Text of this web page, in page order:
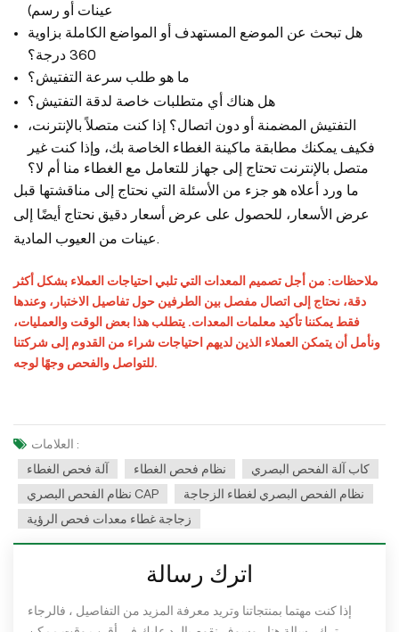
عينات أو رسم)
هل تبحث عن الموضع المستهدف أو المواضع الكاملة بزاوية
360 درجة؟
ما هو طلب سرعة التفتيش؟
هل هناك أي متطلبات خاصة لدقة التفتيش؟
التفتيش المضمنة أو دون اتصال؟ إذا كنت متصلاً بالإنترنت،
فكيف يمكنك مطابقة ماكينة الغطاء الخاصة بك، وإذا كنت غير
متصل بالإنترنت تحتاج إلى جهاز للتعامل مع الغطاء منا أم لا؟
ما ورد أعلاه هو جزء من الأسئلة التي نحتاج إلى مناقشتها قبل
عرض الأسعار، للحصول على عرض أسعار دقيق نحتاج أيضًا إلى
عينات من العيوب المادية.
ملاحظات: من أجل تصميم المعدات التي تلبي احتياجات العملاء بشكل أكثر
دقة، نحتاج إلى اتصال مفصل بين الطرفين حول تفاصيل الاختبار، وعندها
فقط يمكننا تأكيد معلمات المعدات. يتطلب هذا بعض الوقت والعمليات،
ونأمل أن يتمكن العملاء الذين لديهم احتياجات شراء من القدوم إلى شركتنا
للتواصل والفحص وجهًا لوجه.
العلامات :
آلة فحص الغطاء
نظام فحص الغطاء
كاب آلة الفحص البصري
نظام الفحص البصري CAP
نظام الفحص البصري لغطاء الزجاجة
زجاجة غطاء معدات فحص الرؤية
اترك رسالة
إذا كنت مهتما بمنتجاتنا وتريد معرفة المزيد من التفاصيل ، فالرجاء